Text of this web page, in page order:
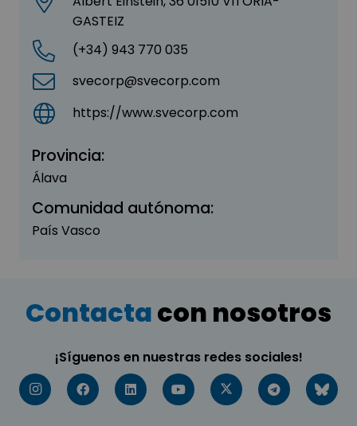
GASTEIZ
(+34) 943 770 035
svecorp@svecorp.com
https://www.svecorp.com
Provincia:
Álava
Comunidad autónoma:
País Vasco
Contactacon nosotros
¡Síguenos en nuestras redes sociales!